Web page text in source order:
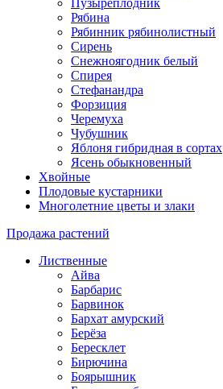
Рябина
Рябинник рябинолистный
Сирень
Снежноягодник белый
Спирея
Стефанандра
Форзиция
Черемуха
Чубушник
Яблоня гибридная в сортах
Ясень обыкновенный
Хвойные
Плодовые кустарники
Многолетние цветы и злаки
Продажа растений
Лиственные
Айва
Барбарис
Барвинок
Бархат амурский
Берёза
Бересклет
Бирючина
Боярышник